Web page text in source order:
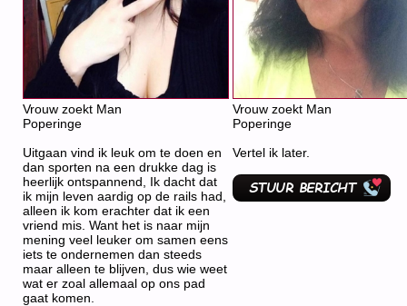
Vrouw zoekt Man
Poperinge
Uitgaan vind ik leuk om te doen en
dan sporten na een drukke dag is
heerlijk ontspannend, Ik dacht dat
ik mijn leven aardig op de rails had,
alleen ik kom erachter dat ik een
vriend mis. Want het is naar mijn
mening veel leuker om samen eens
iets te ondernemen dan steeds
maar alleen te blijven, dus wie weet
wat er zoal allemaal op ons pad
gaat komen.
Vrouw zoekt Man
Poperinge
Vertel ik later.